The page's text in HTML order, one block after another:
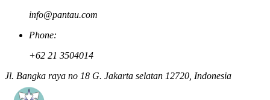
info@pantau.com
Phone:
+62 21 3504014
Jl. Bangka raya no 18 G. Jakarta selatan 12720, Indonesia